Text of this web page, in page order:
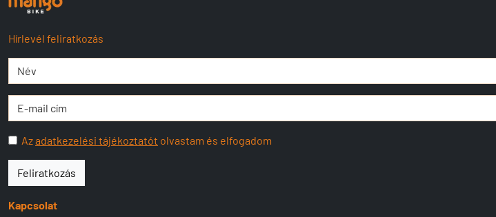
Hírlevél feliratkozás
Azadatkezelési tájékoztatót olvastam és elfogadom
Feliratkozás
Kapcsolat